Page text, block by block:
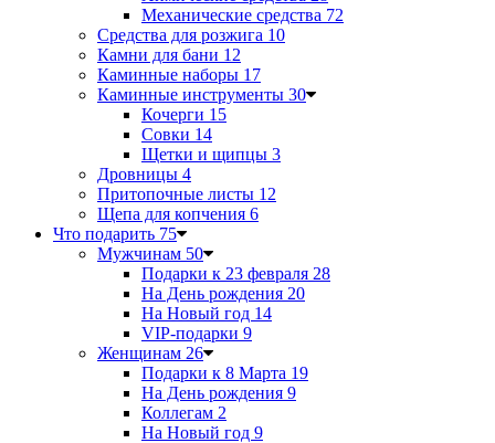
Механические средства 72
Средства для розжига 10
Камни для бани 12
Каминные наборы 17
Каминные инструменты 30
Кочерги 15
Совки 14
Щетки и щипцы 3
Дровницы 4
Притопочные листы 12
Щепа для копчения 6
Что подарить 75
Мужчинам 50
Подарки к 23 февраля 28
На День рождения 20
На Новый год 14
VIP-подарки 9
Женщинам 26
Подарки к 8 Марта 19
На День рождения 9
Коллегам 2
На Новый год 9